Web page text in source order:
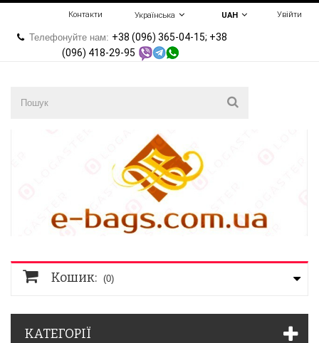
Увійти
UAH
Українська
Контакти
Телефонуйте нам: +38 (096) 365-04-15; +38
(096) 418-29-95
Кошик: (0)
КАТЕГОРІЇ